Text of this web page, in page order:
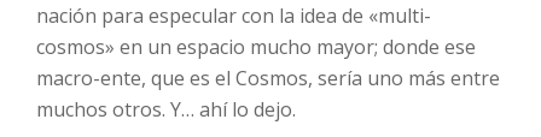
nación para especular con la idea de «multi-
cosmos» en un espacio mucho mayor; donde ese
macro-ente, que es el Cosmos, sería uno más entre
muchos otros. Y… ahí lo dejo.